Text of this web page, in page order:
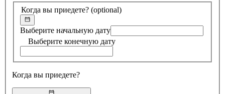
Когда вы приедете? (optional)
Выберите начальную дату
Выберите конечную дату
Когда вы приедете?